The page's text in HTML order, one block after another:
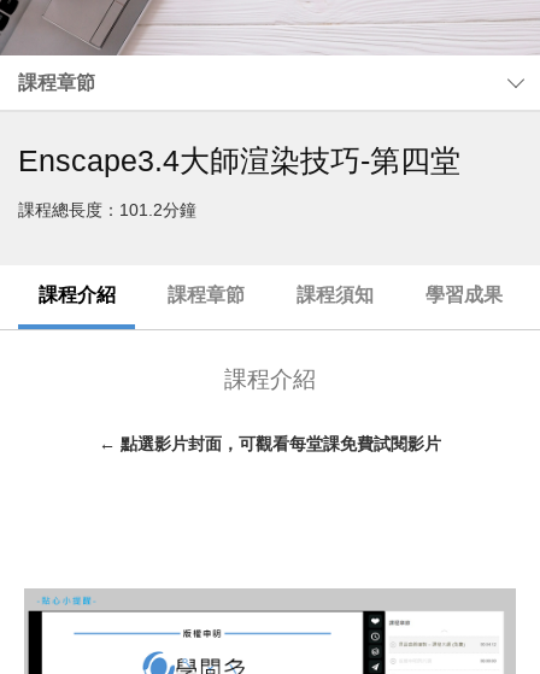
課程章節
Enscape3.4大師渲染技巧-第四堂
課程總長度：101.2分鐘
課程介紹 課程章節 課程須知 學習成果
課程介紹
← 點選影片封面，可觀看每堂課免費試閱影片